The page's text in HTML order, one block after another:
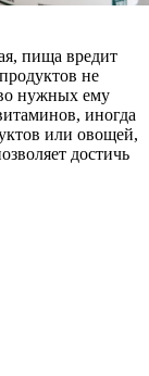
пища вредит
не
нужных ему
иногда
или овощей,
достичь